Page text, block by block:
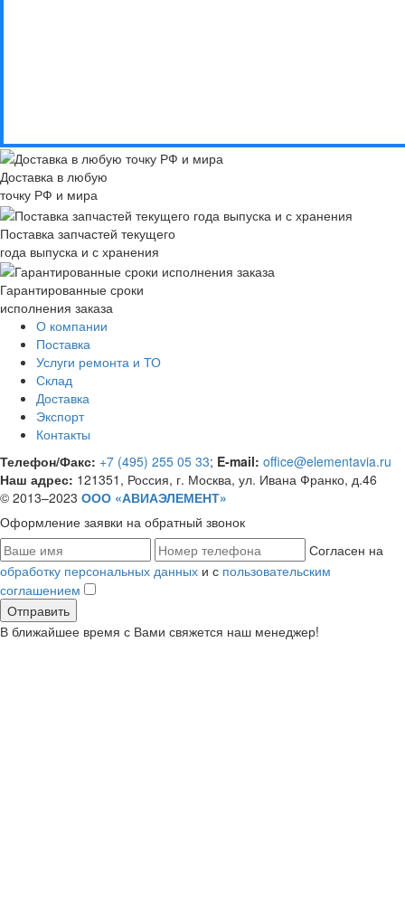
Доставка в любую
точку РФ и мира
Поставка запчастей текущего
года выпуска и с хранения
Гарантированные сроки
исполнения заказа
О компании
Поставка
Услуги ремонта и ТО
Склад
Доставка
Экспорт
Контакты
Телефон/Факс: +7 (495) 255 05 33; E-mail: office@elementavia.ru
Наш адрес: 121351, Россия, г. Москва, ул. Ивана Франко, д.46
© 2013–2023 ООО «АВИАЭЛЕМЕНТ»
Оформление заявки на обратный звонок
Согласен на
обработку персональных данных и с пользовательским
соглашением
В ближайшее время с Вами свяжется наш менеджер!